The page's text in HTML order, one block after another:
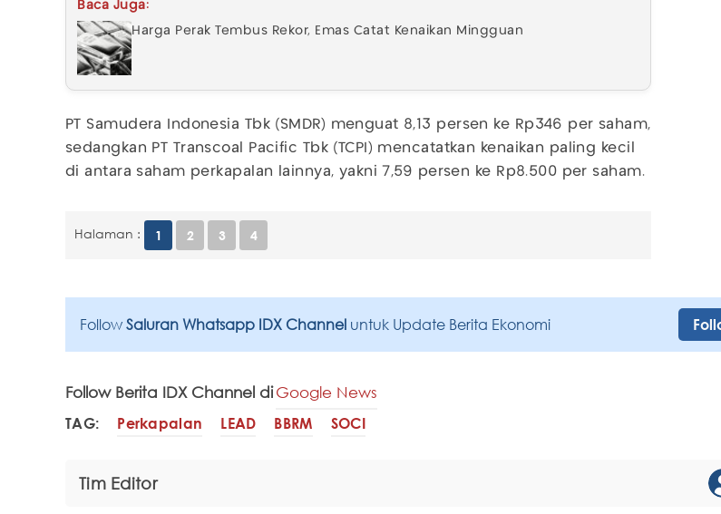
Baca Juga:
Harga Perak Tembus Rekor, Emas Catat Kenaikan Mingguan
PT Samudera Indonesia Tbk (SMDR) menguat 8,13 persen ke Rp346 per saham,
sedangkan PT Transcoal Pacific Tbk (TCPI) mencatatkan kenaikan paling kecil
di antara saham perkapalan lainnya, yakni 7,59 persen ke Rp8.500 per saham.
Halaman : 1 2 3 4
Follow Saluran Whatsapp IDX Channel untuk Update Berita Ekonomi
Follow Berita IDX Channel diGoogle News
TAG: Perkapalan LEAD BBRM SOCI
Tim Editor